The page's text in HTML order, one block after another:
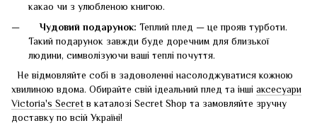
какао чи з улюбленою книгою.
Чудовий подарунок: Теплий плед — це прояв турботи.
Такий подарунок завжди буде доречним для близької
людини, символізуючи ваші теплі почуття.
Не відмовляйте собі в задоволенні насолоджуватися кожною
хвилиною вдома. Обирайте свій ідеальний плед та інші аксесуари
Victoria's Secretв каталозі Secret Shop та замовляйте зручну
доставку по всій Україні!